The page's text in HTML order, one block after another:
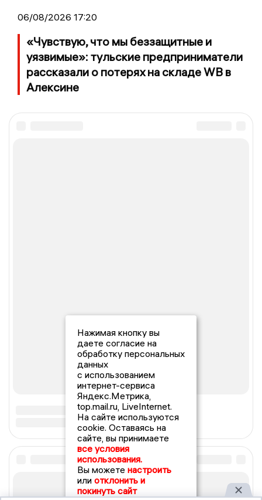
06/08/2026 17:20
«Чувствую, что мы беззащитные и
уязвимые»: тульские предприниматели
рассказали о потерях на складе WB в
Алексине
Нажимая кнопку вы
даете согласие на
обработку персональных
данных
с использованием
интернет-сервиса
Яндекс.Метрика,
top.mail.ru, LiveInternet.
На сайте используются
cookie. Оставаясь на
сайте, вы принимаете
все условия
использования.
Вы можете настроить
или отклонить и
покинуть сайт